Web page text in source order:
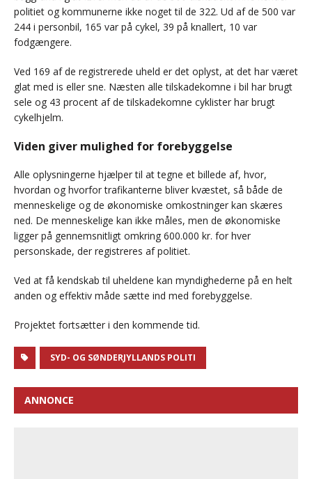
politiet og kommunerne ikke noget til de 322. Ud af de 500 var
244 i personbil, 165 var på cykel, 39 på knallert, 10 var
fodgængere.
Ved 169 af de registrerede uheld er det oplyst, at det har været
glat med is eller sne. Næsten alle tilskadekomne i bil har brugt
sele og 43 procent af de tilskadekomne cyklister har brugt
cykelhjelm.
Viden giver mulighed for forebyggelse
Alle oplysningerne hjælper til at tegne et billede af, hvor,
hvordan og hvorfor trafikanterne bliver kvæstet, så både de
menneskelige og de økonomiske omkostninger kan skæres
ned. De menneskelige kan ikke måles, men de økonomiske
ligger på gennemsnitligt omkring 600.000 kr. for hver
personskade, der registreres af politiet.
Ved at få kendskab til uheldene kan myndighederne på en helt
anden og effektiv måde sætte ind med forebyggelse.
Projektet fortsætter i den kommende tid.
SYD- OG SØNDERJYLLANDS POLITI
ANNONCE